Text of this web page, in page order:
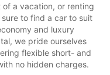
a vacation, or renting
to find a car to suit
and luxury
we pride ourselves
flexible short- and
no hidden charges.